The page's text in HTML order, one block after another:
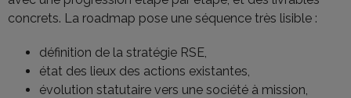
concrets. La roadmap pose une séquence très lisible :
définition de la stratégie RSE,
état des lieux des actions existantes,
évolution statutaire vers une société à mission,